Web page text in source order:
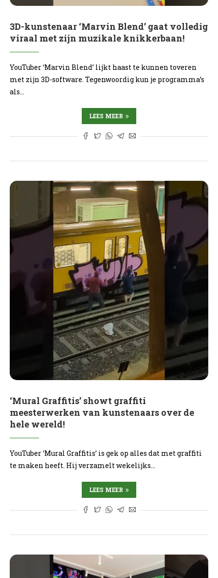
3D-kunstenaar ‘Marvin Blend’ gaat volledig
viraal met zijn muzikale knikkerbaan!
YouTuber ‘Marvin Blend’ lijkt haast te kunnen toveren
met zijn 3D-software. Tegenwoordig kun je programma’s
als…
LEES MEER
‘Mural Graffitis’ showt graffiti
meesterwerken van kunstenaars over de
hele wereld!
YouTuber ‘Mural Graffitis’ is gek op alles dat met graffiti
te maken heeft. Hij verzamelt wekelijks…
LEES MEER